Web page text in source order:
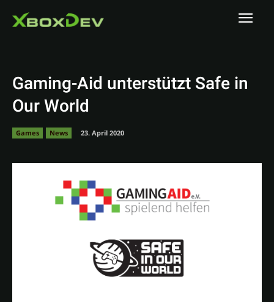
Gaming-Aid unterstützt Safe in
Our World
Games News 23. April 2020